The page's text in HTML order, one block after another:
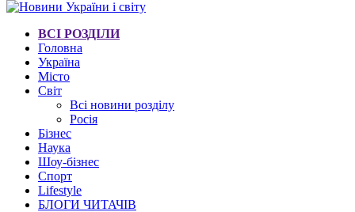
ВСІ РОЗДІЛИ
Головна
Україна
Місто
Світ
Всі новини розділу
Росія
Бізнес
Наука
Шоу-бізнес
Спорт
Lifestyle
БЛОГИ ЧИТАЧІВ